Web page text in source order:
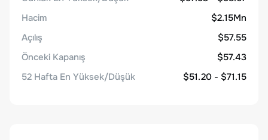
Hacim
$2.15Mn
Açılış
$57.55
Önceki Kapanış
$57.43
52 Hafta En Yüksek/Düşük
$51.20 - $71.15